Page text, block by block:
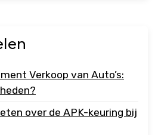
Verkoop van Auto’s:
over de APK-keuring bij